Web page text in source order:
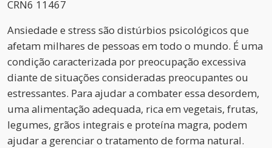
CRN6 11467
Ansiedade e stress são distúrbios psicológicos que
afetam milhares de pessoas em todo o mundo. É uma
condição caracterizada por preocupação excessiva
diante de situações consideradas preocupantes ou
estressantes. Para ajudar a combater essa desordem,
uma alimentação adequada, rica em vegetais, frutas,
legumes, grãos integrais e proteína magra, podem
ajudar a gerenciar o tratamento de forma natural.